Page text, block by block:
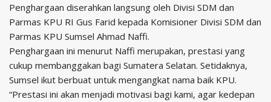
Penghargaan diserahkan langsung oleh Divisi SDM dan
Parmas KPU RI Gus Farid kepada Komisioner Divisi SDM dan
Parmas KPU Sumsel Ahmad Naffi.
Penghargaan ini menurut Naffi merupakan, prestasi yang
cukup membanggakan bagi Sumatera Selatan. Setidaknya,
Sumsel ikut berbuat untuk mengangkat nama baik KPU.
“Prestasi ini akan menjadi motivasi bagi kami, agar kedepan